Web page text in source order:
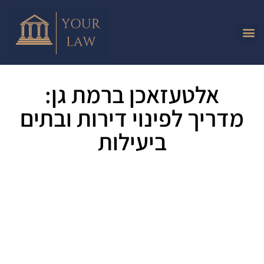
אלטעזאכן ברמת גן:
מדריך לפינוי דירות ובתים
ביעילות